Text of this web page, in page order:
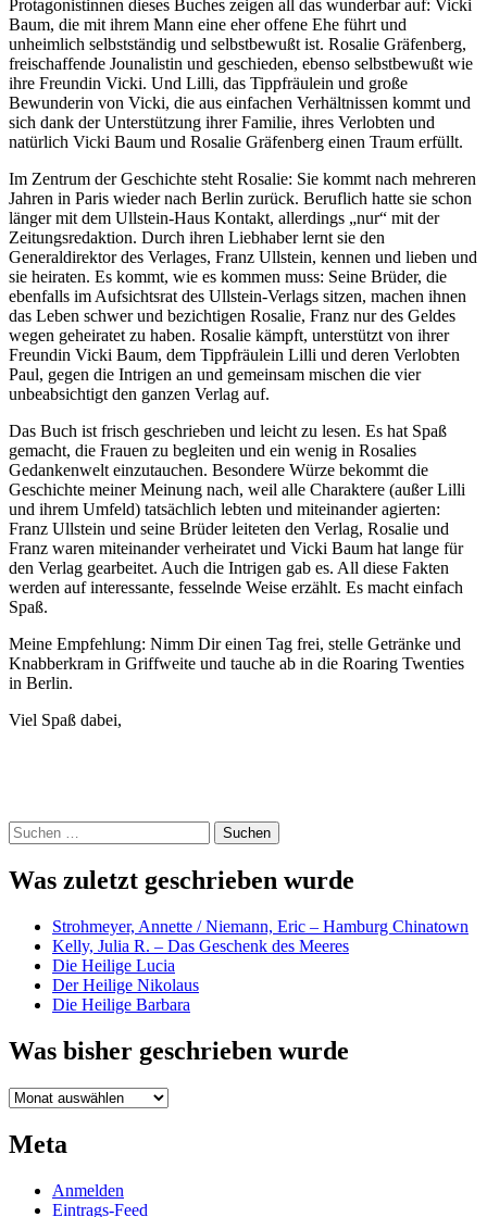
Protagonistinnen dieses Buches zeigen all das wunderbar auf: Vicki
Baum, die mit ihrem Mann eine eher offene Ehe führt und
unheimlich selbstständig und selbstbewußt ist. Rosalie Gräfenberg,
freischaffende Jounalistin und geschieden, ebenso selbstbewußt wie
ihre Freundin Vicki. Und Lilli, das Tippfräulein und große
Bewunderin von Vicki, die aus einfachen Verhältnissen kommt und
sich dank der Unterstützung ihrer Familie, ihres Verlobten und
natürlich Vicki Baum und Rosalie Gräfenberg einen Traum erfüllt.
Im Zentrum der Geschichte steht Rosalie: Sie kommt nach mehreren
Jahren in Paris wieder nach Berlin zurück. Beruflich hatte sie schon
länger mit dem Ullstein-Haus Kontakt, allerdings „nur“ mit der
Zeitungsredaktion. Durch ihren Liebhaber lernt sie den
Generaldirektor des Verlages, Franz Ullstein, kennen und lieben und
sie heiraten. Es kommt, wie es kommen muss: Seine Brüder, die
ebenfalls im Aufsichtsrat des Ullstein-Verlags sitzen, machen ihnen
das Leben schwer und bezichtigen Rosalie, Franz nur des Geldes
wegen geheiratet zu haben. Rosalie kämpft, unterstützt von ihrer
Freundin Vicki Baum, dem Tippfräulein Lilli und deren Verlobten
Paul, gegen die Intrigen an und gemeinsam mischen die vier
unbeabsichtigt den ganzen Verlag auf.
Das Buch ist frisch geschrieben und leicht zu lesen. Es hat Spaß
gemacht, die Frauen zu begleiten und ein wenig in Rosalies
Gedankenwelt einzutauchen. Besondere Würze bekommt die
Geschichte meiner Meinung nach, weil alle Charaktere (außer Lilli
und ihrem Umfeld) tatsächlich lebten und miteinander agierten:
Franz Ullstein und seine Brüder leiteten den Verlag, Rosalie und
Franz waren miteinander verheiratet und Vicki Baum hat lange für
den Verlag gearbeitet. Auch die Intrigen gab es. All diese Fakten
werden auf interessante, fesselnde Weise erzählt. Es macht einfach
Spaß.
Meine Empfehlung: Nimm Dir einen Tag frei, stelle Getränke und
Knabberkram in Griffweite und tauche ab in die Roaring Twenties
in Berlin.
Viel Spaß dabei,
Suchen
nach:
Was zuletzt geschrieben wurde
Strohmeyer, Annette / Niemann, Eric – Hamburg Chinatown
Kelly, Julia R. – Das Geschenk des Meeres
Die Heilige Lucia
Der Heilige Nikolaus
Die Heilige Barbara
Was bisher geschrieben wurde
Was
geschrieben
wurde
Meta
Anmelden
Eintrags-Feed